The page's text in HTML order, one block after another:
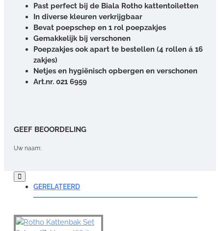
Past perfect bij de Biala Rotho kattentoiletten
In diverse kleuren verkrijgbaar
Bevat poepschep en 1 rol poepzakjes
Gemakkelijk bij verschonen
Poepzakjes ook apart te bestellen (4 rollen á 16
zakjes)
Netjes en hygiënisch opbergen en verschonen
Art.nr. 021 6959
GEEF BEOORDELING
Uw naam:
Opmerking:
GERELATEERD